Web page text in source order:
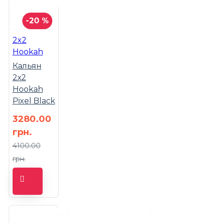
-20 %
2x2
Hookah
Кальян
2х2
Hookah
Pixel Black
3280.00
грн.
4100.00
грн.